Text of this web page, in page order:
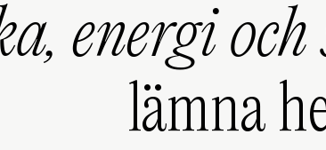
energi
lämna